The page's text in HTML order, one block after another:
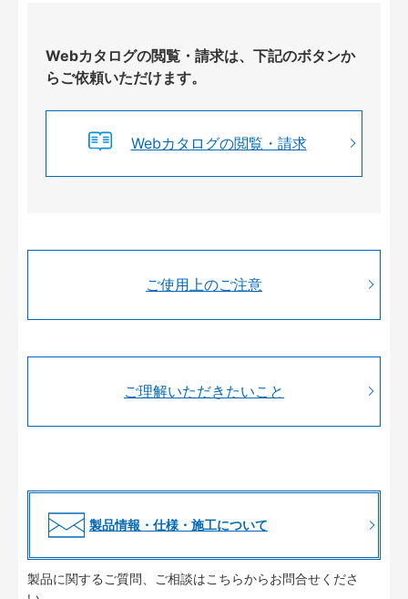
Webカタログの閲覧・請求は、下記のボタンか
らご依頼いただけます。
Webカタログの閲覧・請求
ご使用上のご注意
ご理解いただきたいこと
製品情報・仕様・施工について
製品に関するご質問、ご相談はこちらからお問合せくださ